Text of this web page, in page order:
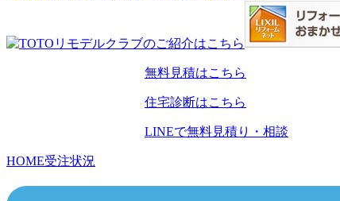
無料見積はこちら
住宅診断はこちら
LINEで無料見積り・相談
HOME受注状況